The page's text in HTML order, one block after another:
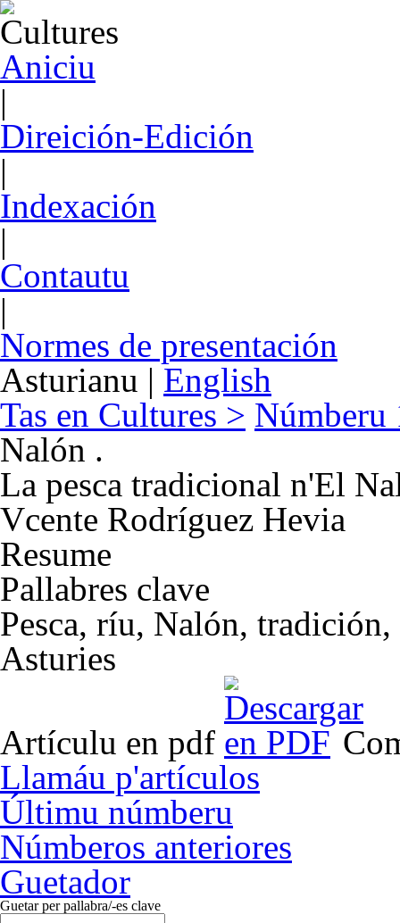
Aniciu
|
Direición-Edición
|
Indexación
|
Contautu
|
Normes de presentación
Asturianu | English
Tas en Cultures > Númberu
Nalón .
La pesca tradicional n'El
Vcente Rodríguez Hevia
Resume
Pallabres clave
Pesca, ríu, Nalón,
Asturies
Artículu en pdf
Llamáu p'artículos
Últimu númberu
Númberos anteriores
Guetador
Guetar per pallabra/-es clave